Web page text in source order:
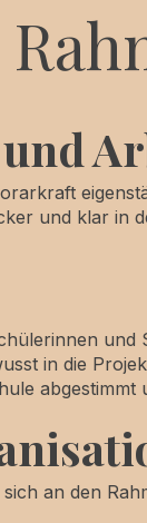
und klar in
in die
an den